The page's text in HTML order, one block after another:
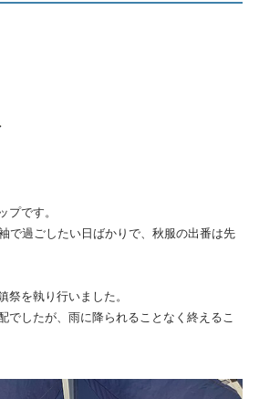
プです。
で過ごしたい日ばかりで、秋服の出番は先
祭を執り行いました。
でしたが、雨に降られることなく終えるこ